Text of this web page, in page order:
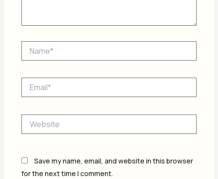
Save my name, email, and website in this browser
for the next time I comment.